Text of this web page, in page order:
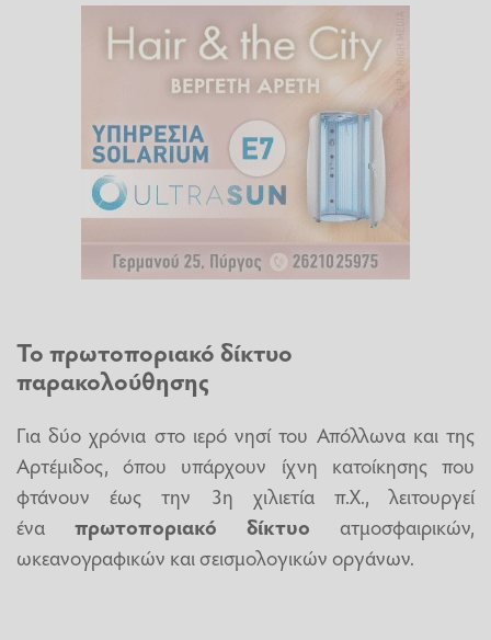
Το πρωτοποριακό δίκτυο
παρακολούθησης
Για δύο χρόνια στο ιερό νησί του Απόλλωνα και της
Αρτέμιδος, όπου υπάρχουν ίχνη κατοίκησης που
φτάνουν έως την 3η χιλιετία π.Χ., λειτουργεί
ένα πρωτοποριακό δίκτυο ατμοσφαιρικών,
ωκεανογραφικών και σεισμολογικών οργάνων.